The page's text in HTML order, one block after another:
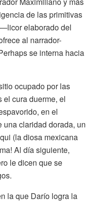
de las primitivas
elaborado del
al narrador-
se interna hacia
ocupado por las
el cura duerme, el
en el
claridad dorada, un
(la diosa mexicana
Al día siguiente,
le dicen que se
la que Darío logra la